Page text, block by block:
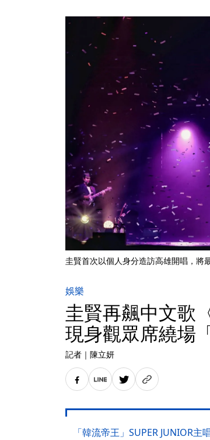
圭賢首次以個人身分造訪高雄開唱，將
娛樂
圭賢再飆中文歌
現身觀眾席繞場
記者 ｜ 陳立妍
「韓流帝王」SUPER JUNIOR